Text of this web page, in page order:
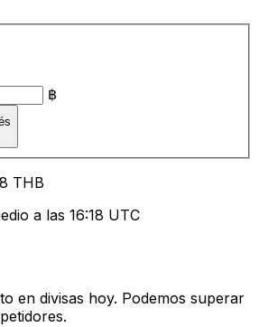
฿
THB
a las 16:18 UTC
en divisas hoy. Podemos superar